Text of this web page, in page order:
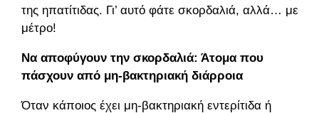
της ηπατίτιδας. Γι’ αυτό φάτε σκορδαλιά, αλλά… με
μέτρο!
Να αποφύγουν την σκορδαλιά: Άτομα που
πάσχουν από μη-βακτηριακή διάρροια
Όταν κάποιος έχει μη-βακτηριακή εντερίτιδα ή